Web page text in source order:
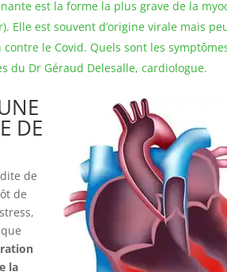
est la forme la plus grave de la
Elle est souvent d’origine virale mais
le Covid. Quels sont les symptômes
du Dr Géraud Delesalle, cardiologue.
DE
de
de
la